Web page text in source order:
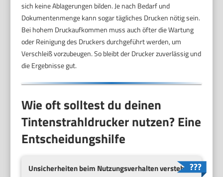
sich keine Ablagerungen bilden. Je nach Bedarf und
Dokumentenmenge kann sogar tägliches Drucken nötig sein.
Bei hohem Druckaufkommen muss auch öfter die Wartung
oder Reinigung des Druckers durchgeführt werden, um
Verschleiß vorzubeugen. So bleibt der Drucker zuverlässig und
die Ergebnisse gut.
Wie oft solltest du deinen
Tintenstrahldrucker nutzen? Eine
Entscheidungshilfe
Unsicherheiten beim Nutzungsverhalten verstehen